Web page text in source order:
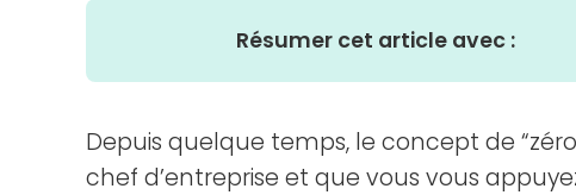
Résumer cet article avec :
Depuis quelque temps, le concept de
chef d’entreprise et que vous vous